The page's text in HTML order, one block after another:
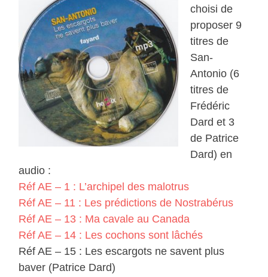
choisi de
proposer 9
titres de
San-
Antonio (6
titres de
Frédéric
Dard et 3
de Patrice
Dard) en
audio :
Réf AE – 1 : L’archipel des malotrus
Réf AE – 11 : Les prédictions de Nostrabérus
Réf AE – 13 : Ma cavale au Canada
Réf AE – 14 : Les cochons sont lâchés
Réf AE – 15 : Les escargots ne savent plus
baver (Patrice Dard)